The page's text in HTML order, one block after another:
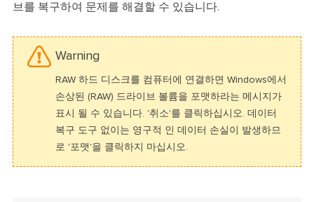
브를 복구하여 문제를 해결할 수 있습니다.
Warning
RAW 하드 디스크를 컴퓨터에 연결하면 Windows에서
손상된 (RAW) 드라이브 볼륨을 포맷하라는 메시지가
표시 될 수 있습니다. '취소'를 클릭하십시오. 데이터
복구 도구 없이는 영구적 인 데이터 손실이 발생하므
로 '포맷'을 클릭하지 마십시오.